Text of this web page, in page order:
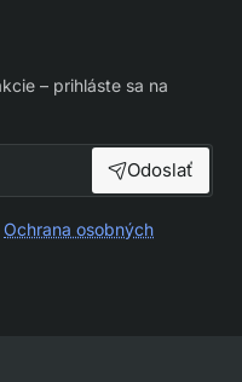
– prihláste sa na
Odoslať
Ochrana osobných